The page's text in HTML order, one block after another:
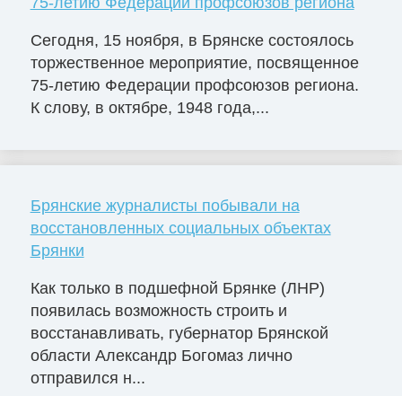
Сегодня, 15 ноября, в Брянске состоялось
торжественное мероприятие, посвященное
75-летию Федерации профсоюзов региона.
К слову, в октябре, 1948 года,...
Брянские журналисты побывали на
восстановленных социальных объектах
Брянки
Как только в подшефной Брянке (ЛНР)
появилась возможность строить и
восстанавливать, губернатор Брянской
области Александр Богомаз лично
отправился н...